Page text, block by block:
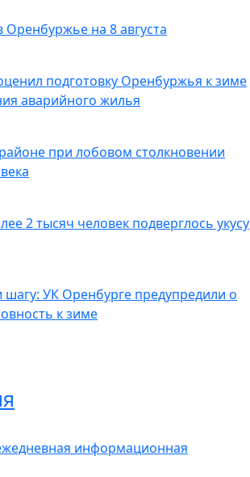
на 8 августа
подготовку Оренбуржья к зиме
аварийного жилья
при лобовом столкновении
2 тысяч человек подверглось укусу
шагу: УК Оренбурге предупредили о
к зиме
информационная